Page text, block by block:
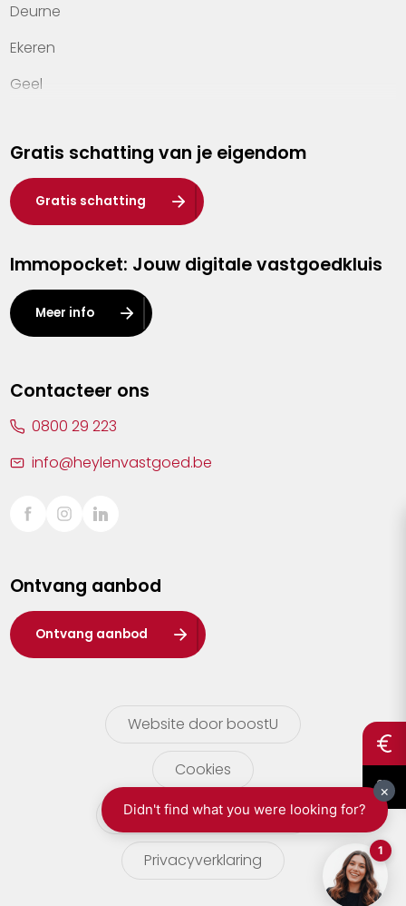
Contact
Deurne
Ekeren
Geel
Hasselt
Heist-op-den-Berg
Herentals
Kalmthout
Leuven
Lier
Sint-Truiden
Waasland
Wuustwezel
Zoersel
Gratis schatting van je eigendom
Gratis schatting
Immopocket: Jouw digitale vastgoedkluis
Meer info
Contacteer ons
0800 29 223
info@heylenvastgoed.be
Ontvang aanbod
Ontvang aanbod
Website door boostU
Cookies
gebruikersvoorwaarden
Privacyverklaring